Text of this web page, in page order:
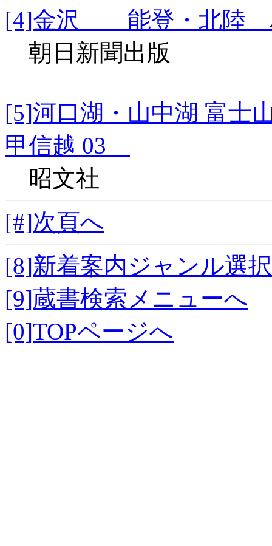
[4]金沢 能登・北陸
朝日新聞出版
[5]河口湖・山中湖 富
甲信越 03
昭文社
[#]次頁へ
[8]新着案内ジャンル選
[9]蔵書検索メニューへ
[0]TOPページへ